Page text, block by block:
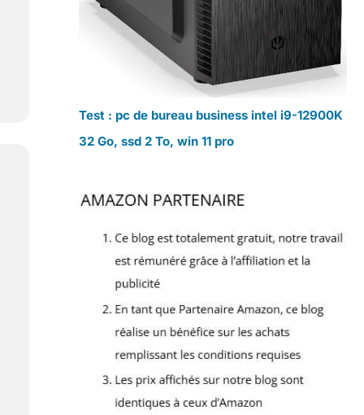
Test : pc de bureau business intel i9-12900K
32 Go, ssd 2 To, win 11 pro